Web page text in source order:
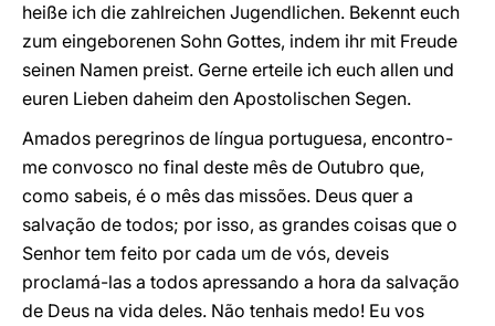
heiße ich die zahlreichen Jugendlichen. Bekennt euch
zum eingeborenen Sohn Gottes, indem ihr mit Freude
seinen Namen preist. Gerne erteile ich euch allen und
euren Lieben daheim den Apostolischen Segen.
Amados peregrinos de língua portuguesa, encontro-
me convosco no final deste mês de Outubro que,
como sabeis, é o mês das missões. Deus quer a
salvação de todos; por isso, as grandes coisas que o
Senhor tem feito por cada um de vós, deveis
proclamá-las a todos apressando a hora da salvação
de Deus na vida deles. Não tenhais medo! Eu vos